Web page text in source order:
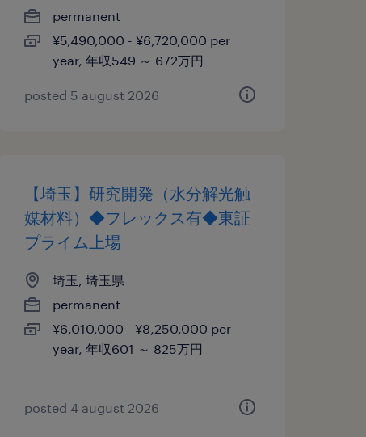
permanent
¥5,490,000 - ¥6,720,000 per
year, 年収549 ～ 672万円
posted 5 august 2026
【埼玉】研究開発（水分解光触
媒材料）◆フレックス有◆東証
プライム上場
埼玉, 埼玉県
permanent
¥6,010,000 - ¥8,250,000 per
year, 年収601 ～ 825万円
posted 4 august 2026